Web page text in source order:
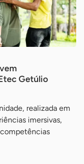
Getúlio
realizada em
imersivas,